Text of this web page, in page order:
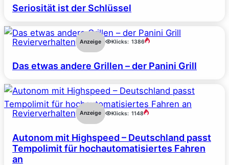
Seriosität ist der Schlüssel
Revierverhalten Anzeige Klicks: 1386
Das etwas andere Grillen – der Panini Grill
Revierverhalten Anzeige Klicks: 1148
Autonom mit Highspeed – Deutschland passt
Tempolimit für hochautomatisiertes Fahren
an